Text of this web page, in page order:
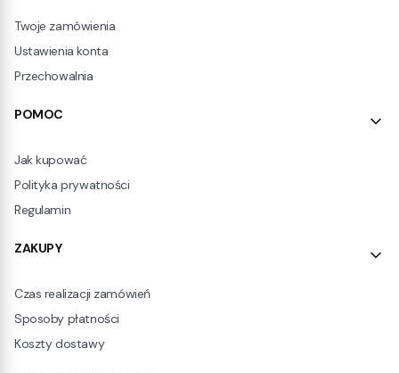
Twoje zamówienia
Ustawienia konta
Przechowalnia
POMOC
Jak kupować
Polityka prywatności
Regulamin
ZAKUPY
Czas realizacji zamówień
Sposoby płatności
Koszty dostawy